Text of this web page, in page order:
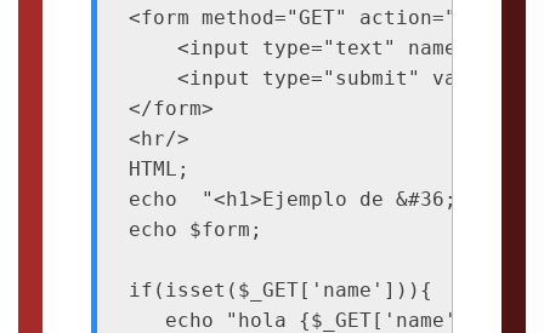
<form method="GET"
<input type="text"
<input type="submit"
</form>
<hr/>
HTML;
echo  "<h1>Ejemplo de &#36;_GET
echo $form;
if(isset($_GET['name'])){
   echo "hola {$_GET['name']}";